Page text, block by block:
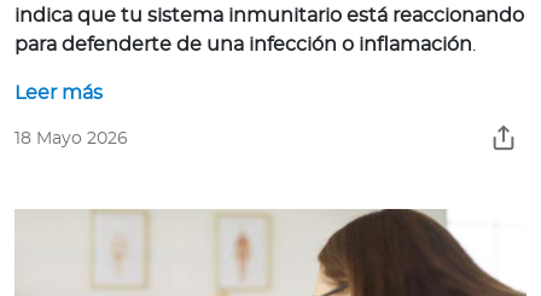
indica que tu sistema inmunitario está reaccionando
para defenderte de una infección o inflamación.
Leer más
18 Mayo 2026